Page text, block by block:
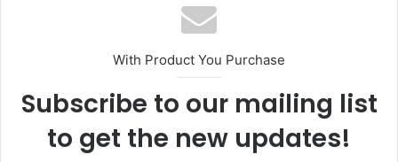
With Product You Purchase
Subscribe to our mailing list
to get the new updates!